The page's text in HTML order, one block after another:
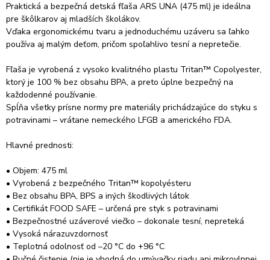
Praktická a bezpečná detská fľaša ARS UNA (475 ml) je ideálna
pre škôlkarov aj mladších školákov.
Vďaka ergonomickému tvaru a jednoduchému uzáveru sa ľahko
používa aj malým deťom, pričom spoľahlivo tesní a nepretečie.
Fľaša je vyrobená z vysoko kvalitného plastu Tritan™ Copolyester,
ktorý je 100 % bez obsahu BPA, a preto úplne bezpečný na
každodenné používanie.
Spĺňa všetky prísne normy pre materiály prichádzajúce do styku s
potravinami – vrátane nemeckého LFGB a amerického FDA.
Hlavné prednosti:
• Objem: 475 ml
• Vyrobená z bezpečného Tritan™ kopolyésteru
• Bez obsahu BPA, BPS a iných škodlivých látok
• Certifikát FOOD SAFE – určená pre styk s potravinami
• Bezpečnostné uzáverové viečko – dokonale tesní, nepreteká
• Vysoká nárazuvzdornosť
• Teplotná odolnosť od –20 °C do +96 °C